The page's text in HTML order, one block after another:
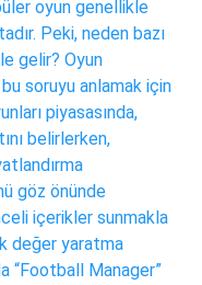
oyun genellikle
Peki, neden bazı
gelir? Oyun
soruyu anlamak için
piyasasında,
belirlerken,
göz önünde
içerikler sunmakla
değer yaratma
“Football Manager”